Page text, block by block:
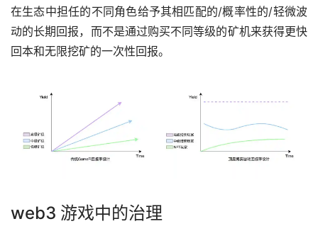
在生态中担任的不同角色给予其相匹配的/概率性的/轻微波
动的长期回报，而不是通过购买不同等级的矿机来获得更快
回本和无限挖矿的一次性回报。
web3 游戏中的治理